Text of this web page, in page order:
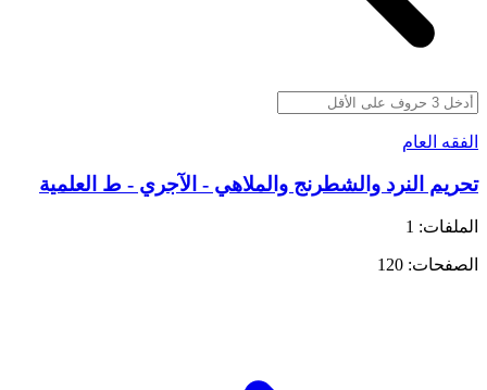
الفقه العام
تحريم النرد والشطرنج والملاهي - الآجري - ط العلمية
الملفات: 1
الصفحات: 120